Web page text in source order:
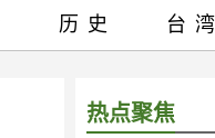
热点聚焦
历史 台湾